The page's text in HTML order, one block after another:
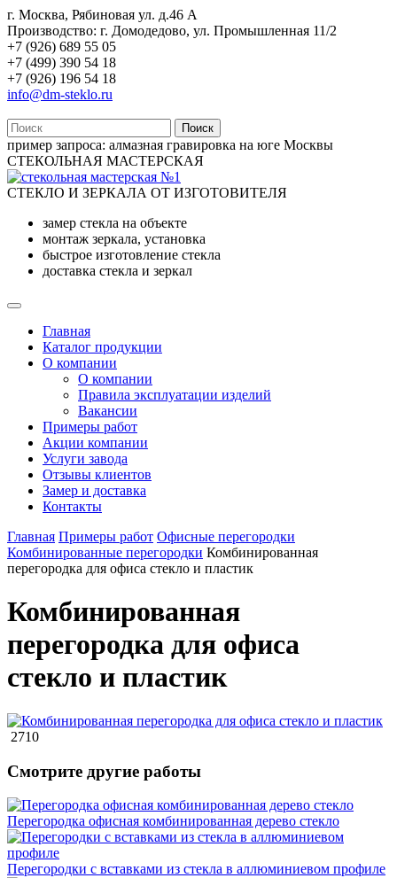
г. Москва, Рябиновая ул. д.46 А
Производство: г. Домодедово, ул. Промышленная 11/2
+7 (926) 689 55 05
+7 (499) 390 54 18
+7 (926) 196 54 18
info@dm-steklo.ru
Поиск
пример запроса: алмазная гравировка на юге Москвы
СТЕКОЛЬНАЯ МАСТЕРСКАЯ
СТЕКЛО И ЗЕРКАЛА ОТ ИЗГОТОВИТЕЛЯ
замер стекла на объекте
монтаж зеркала, установка
быстрое изготовление стекла
доставка стекла и зеркал
Главная
Каталог продукции
О компании
О компании
Правила эксплуатации изделий
Вакансии
Примеры работ
Акции компании
Услуги завода
Отзывы клиентов
Замер и доставка
Контакты
Главная Примеры работ Офисные перегородки
Комбинированные перегородки Комбинированная
перегородка для офиса стекло и пластик
Комбинированная
перегородка для офиса
стекло и пластик
2710
Смотрите другие работы
Перегородка офисная комбинированная дерево стекло
Перегородки с вставками из стекла в аллюминиевом профиле